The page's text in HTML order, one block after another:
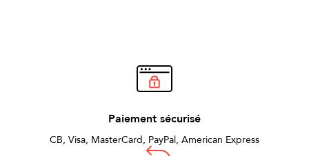
Paiement sécurisé
CB, Visa, MasterCard, PayPal, American Express